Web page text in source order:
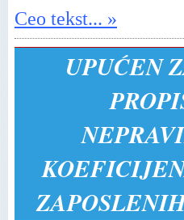
Ceo tekst... »
UPUĆEN